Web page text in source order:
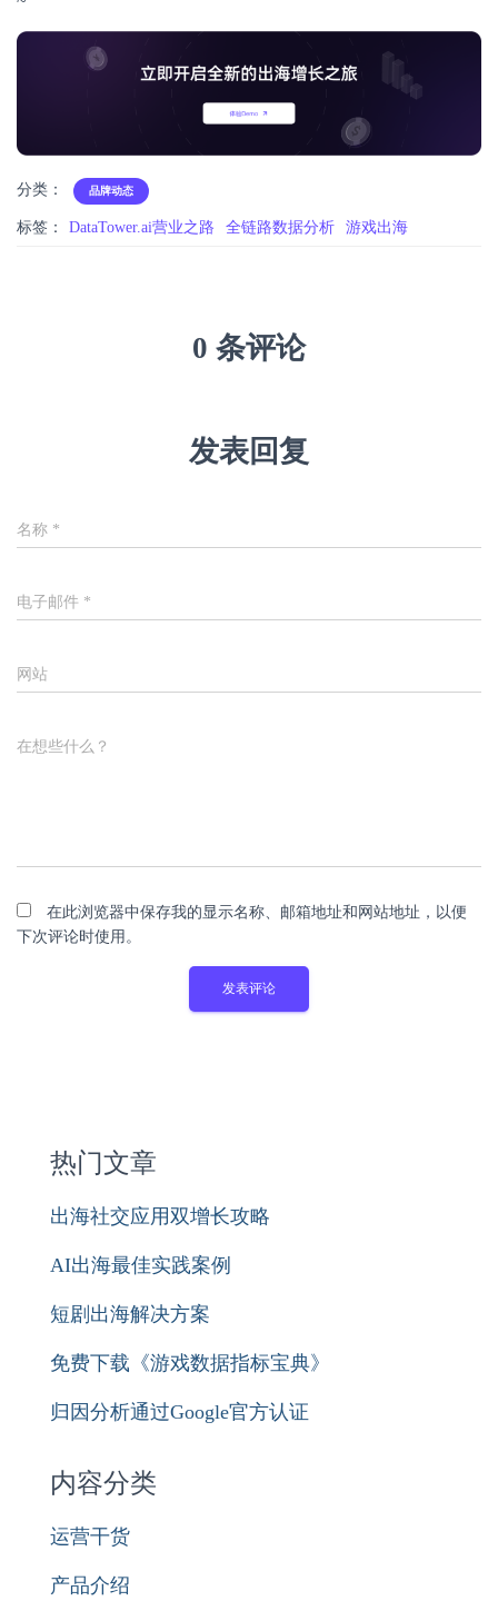
分类： 品牌动态
标签： DataTower.ai营业之路 全链路数据分析 游戏出海
0 条评论
发表回复
名称 *
电子邮件 *
网站
在想些什么？
在此浏览器中保存我的显示名称、邮箱地址和网站地址，以便
下次评论时使用。
热门文章
出海社交应用双增长攻略
AI出海最佳实践案例
短剧出海解决方案
免费下载《游戏数据指标宝典》
归因分析通过Google官方认证
内容分类
运营干货
产品介绍